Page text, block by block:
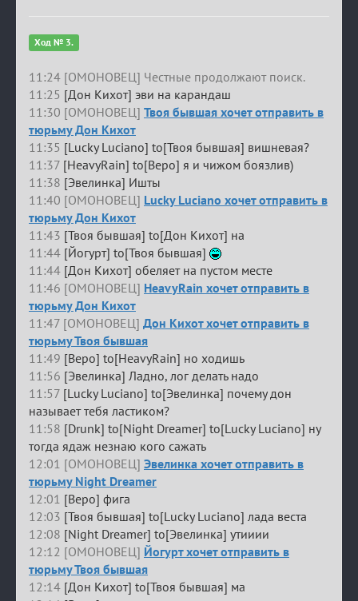
Ход № 3.
11:24 [ОМОНОВЕЦ] Честные продолжают поиск.
11:25 [Дон Кихот] эви на карандаш
11:30 [ОМОНОВЕЦ] Твоя бывшая хочет отправить в
тюрьму Дон Кихот
11:35 [Lucky Luciano] to[Твоя бывшая] вишневая?
11:37 [HeavyRain] to[Веро] я и чижом боязлив)
11:38 [Эвелинка] Ишты
11:40 [ОМОНОВЕЦ] Lucky Luciano хочет отправить в
тюрьму Дон Кихот
11:43 [Твоя бывшая] to[Дон Кихот] на
11:44 [Йогурт] to[Твоя бывшая]
11:44 [Дон Кихот] обеляет на пустом месте
11:46 [ОМОНОВЕЦ] HeavyRain хочет отправить в
тюрьму Дон Кихот
11:47 [ОМОНОВЕЦ] Дон Кихот хочет отправить в
тюрьму Твоя бывшая
11:49 [Веро] to[HeavyRain] но ходишь
11:56 [Эвелинка] Ладно, лог делать надо
11:57 [Lucky Luciano] to[Эвелинка] почему дон
называет тебя ластиком?
11:58 [Drunk] to[Night Dreamer] to[Lucky Luciano] ну
тогда ядаж незнаю кого сажать
12:01 [ОМОНОВЕЦ] Эвелинка хочет отправить в
тюрьму Night Dreamer
12:01 [Веро] фига
12:03 [Твоя бывшая] to[Lucky Luciano] лада веста
12:08 [Night Dreamer] to[Эвелинка] утииии
12:12 [ОМОНОВЕЦ] Йогурт хочет отправить в
тюрьму Твоя бывшая
12:14 [Дон Кихот] to[Твоя бывшая] ма